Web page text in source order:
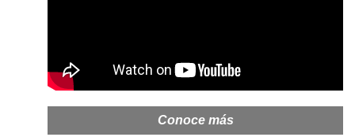
Conoce más